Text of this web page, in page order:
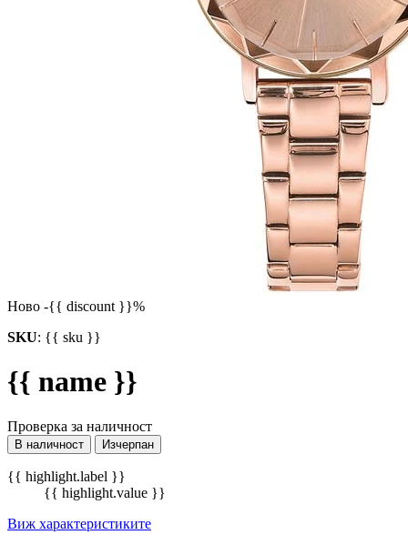
Ново -{{ discount }}%
SKU: {{ sku }}
{{ name }}
Проверка за наличност
В наличност Изчерпан
{{ highlight.label }}
{{ highlight.value }}
Виж характеристиките